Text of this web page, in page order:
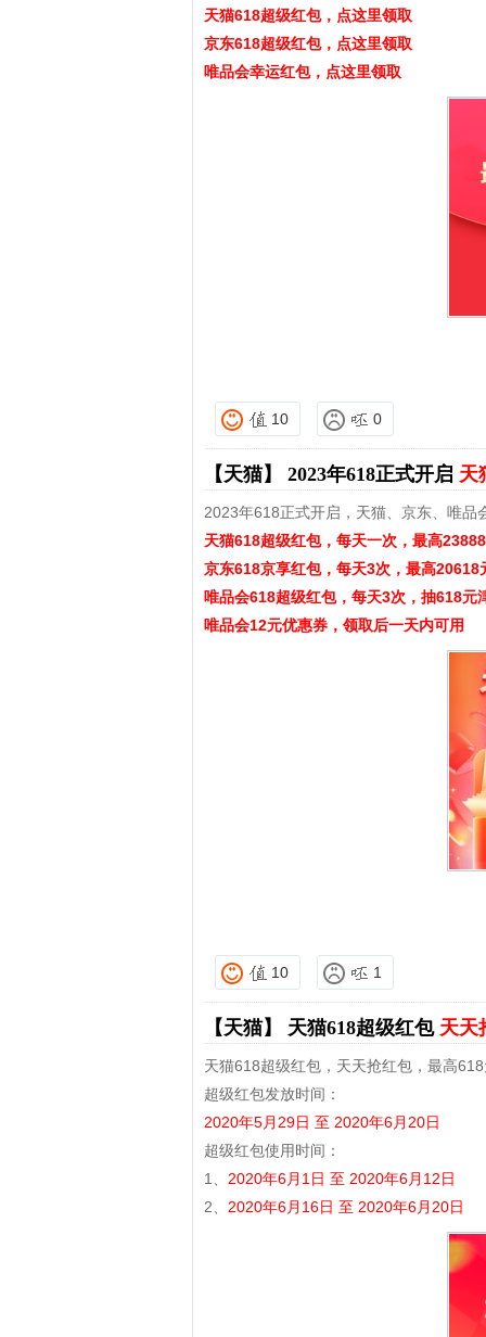
天猫618超级红包，点这里领取
京东618超级红包，点这里领取
唯品会幸运红包，点这里领取
10 0
【天猫】 2023年618正式开启 天
2023年618正式开启，天猫、京东、唯品
天猫618超级红包，每天一次，最高
京东618京享红包，每天3次，最高20618
唯品会618超级红包，每天3次，抽618元
唯品会12元优惠券，领取后一天内可用
10 1
【天猫】 天猫618超级红包 天天
天猫618超级红包，天天抢红包，最高
超级红包发放时间：
2020年5月29日 至 2020年6月20日
超级红包使用时间：
1、 2020年6月1日 至 2020年6月12日
2、 2020年6月16日 至 2020年6月20日
淘宝优惠券+淘宝返利